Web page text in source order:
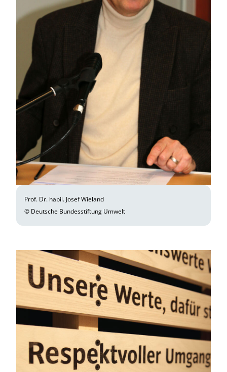
Prof. Dr. habil. Josef Wieland
© Deutsche Bundesstiftung Umwelt